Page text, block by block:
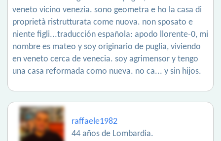
veneto vicino venezia. sono geometra e ho la casa di
proprietà ristrutturata come nuova. non sposato e
niente figli...traducción española: apodo llorente-0, mi
nombre es mateo y soy originario de puglia, viviendo
en veneto cerca de venecia. soy agrimensor y tengo
una casa reformada como nueva. no ca... y sin hijos.
raffaele1982
44 años de Lombardia.